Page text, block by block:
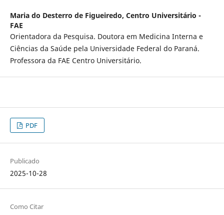
Maria do Desterro de Figueiredo, Centro Universitário -
FAE
Orientadora da Pesquisa. Doutora em Medicina Interna e
Ciências da Saúde pela Universidade Federal do Paraná.
Professora da FAE Centro Universitário.
PDF
Publicado
2025-10-28
Como Citar